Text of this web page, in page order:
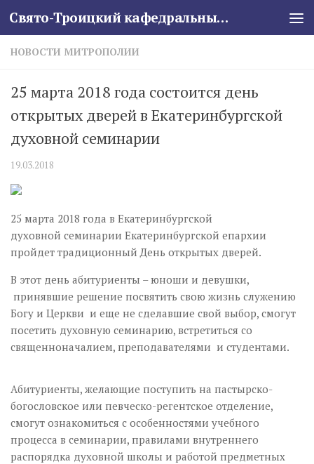
Skip to content Свято-Троицкий кафедральный собор
НОВОСТИ МИТРОПОЛИИ
25 марта 2018 года состоится день
открытых дверей в Екатеринбургской
духовной семинарии
19.03.2018
25 марта 2018 года в Екатеринбургской
духовной семинарии Екатеринбургской епархии
пройдет традиционный День открытых дверей.
В этот день абитуриенты – юноши и девушки,
принявшие решение посвятить свою жизнь служению
Богу и Церкви и еще не сделавшие свой выбор, смогут
посетить духовную семинарию, встретиться со
священноначалием, преподавателями и студентами.
Абитуриенты, желающие поступить на пастырско-
богословское или певческо-регентское отделение,
смогут ознакомиться с особенностями учебного
процесса в семинарии, правилами внутреннего
распорядка духовной школы и работой предметных